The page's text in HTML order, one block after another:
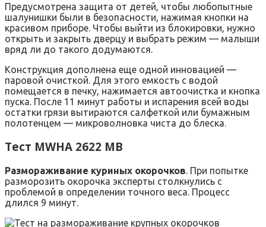
Предусмотрена защита от детей, чтобы любопытные
шалунишки были в безопасности, нажимая кнопки на
красивом приборе. Чтобы выйти из блокировки, нужно
открыть и закрыть дверцу и выбрать режим — малыши
вряд ли до такого додумаются.
Конструкция дополнена еще одной инновацией —
паровой очисткой. Для этого емкость с водой
помещается в печку, нажимается автоочистка и кнопка
пуска. После 11 минут работы и испарения всей воды
остатки грязи вытираются салфеткой или бумажным
полотенцем — микроволновка чиста до блеска.
Тест MWHA 2622 MB
Размораживание куриных окорочков. При попытке
разморозить окорочка эксперты столкнулись с
проблемой в определении точного веса. Процесс
длился 9 минут.